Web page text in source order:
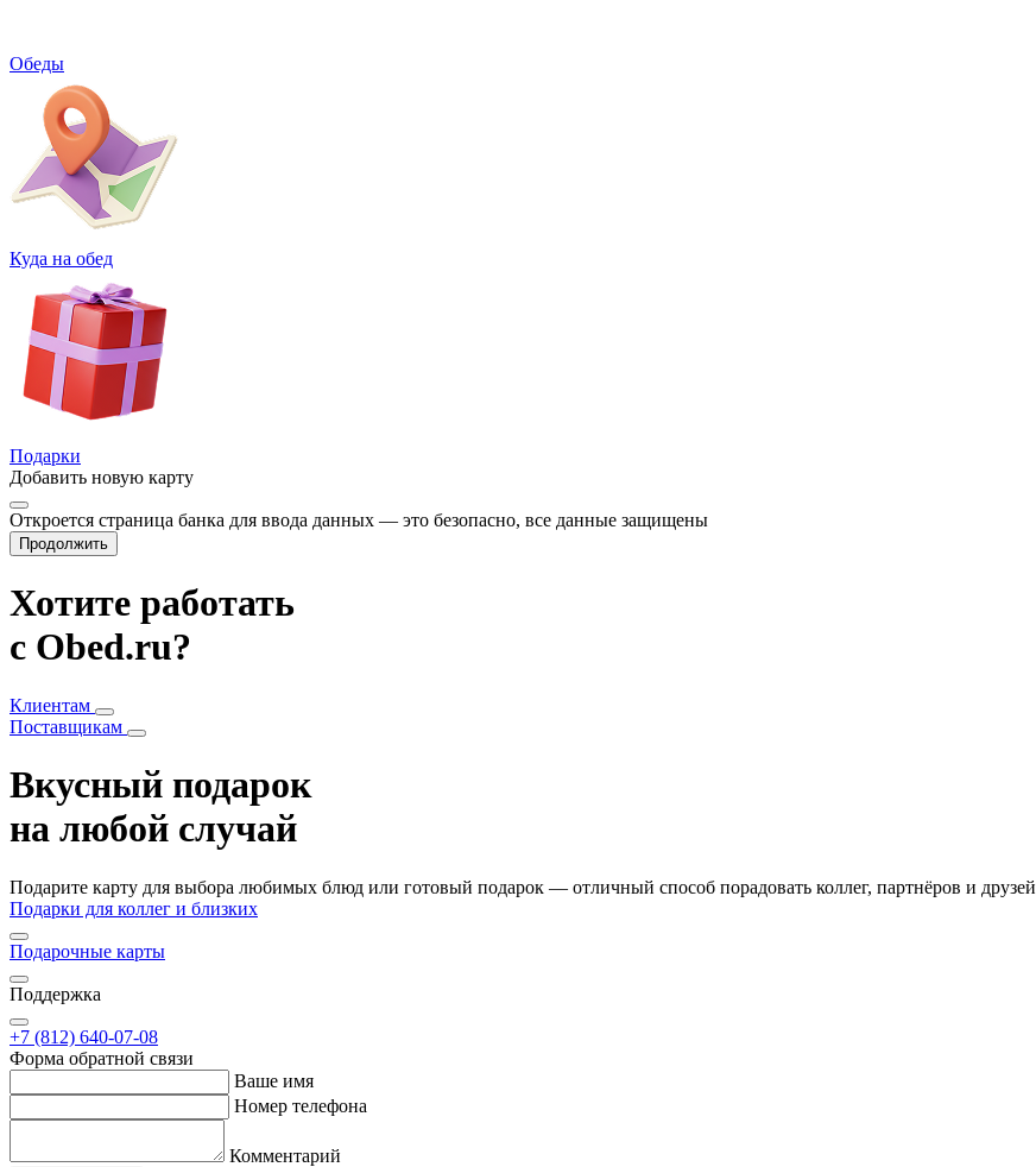
Обеды
Куда на обед
Подарки
Добавить новую карту
Откроется страница банка для ввода данных — это безопасно, все данные защищены
Продолжить
Хотите работать
с Obed.ru?
Клиентам
Поставщикам
Вкусный подарок
на любой случай
Подарите карту для выбора любимых блюд или готовый подарок — отличный способ порадовать коллег, партнёров и друзей
Подарки для коллег и близких
Подарочные карты
Поддержка
+7 (812) 640-07-08
Форма обратной связи
Ваше имя
Номер телефона
Комментарий